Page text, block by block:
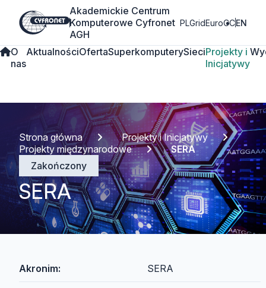
Akademickie Centrum
Komputerowe Cyfronet
AGH
PLGridEuroCCEN
O
nas
AktualnościOfertaSuperkomputerySieciProjekty i
Inicjatywy
Strona główna
Projekty i Inicjatywy
Projekty międzynarodowe
SERA
Zakończony
SERA
Akronim: SERA